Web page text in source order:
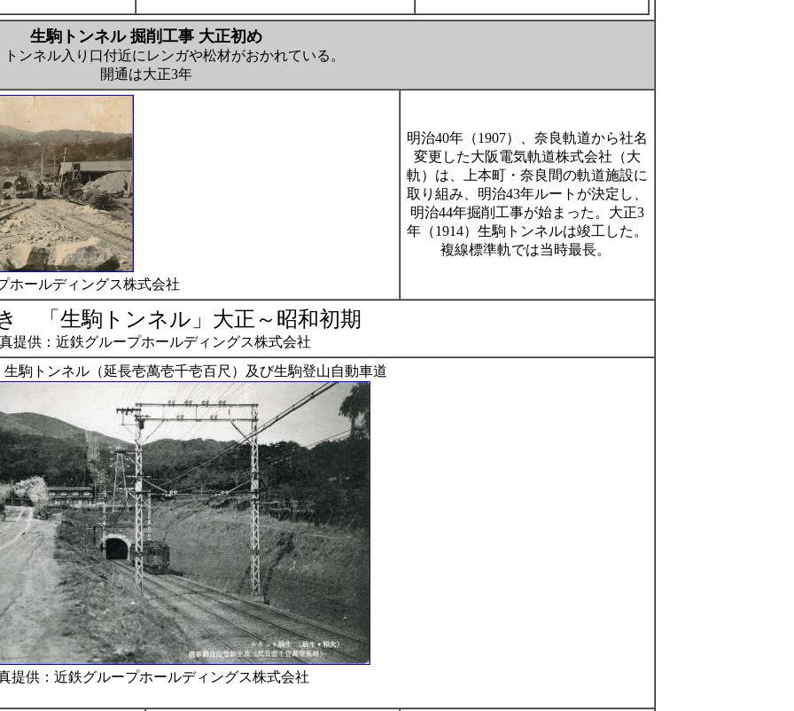
生駒トンネル 掘削工事 大正初め
ンネル入り口付近にレンガや松材がおかれている。
開通は大正3年
ホールディングス株式会社
明治40年（1907）、奈良軌道から社名
変更した大阪電気軌道株式会社（大
軌）は、上本町・奈良間の軌道施設に
取り組み、明治43年ルートが決定し、
明治44年掘削工事が始まった。大正3
年（1914）生駒トンネルは竣工した。
複線標準軌では当時最長。
「生駒トンネル」大正～昭和初期
供：近鉄グループホールディングス株式会社
駒トンネル（延長壱萬壱千壱百尺）及び生駒登山自動車道
提供：近鉄グループホールディングス株式会社